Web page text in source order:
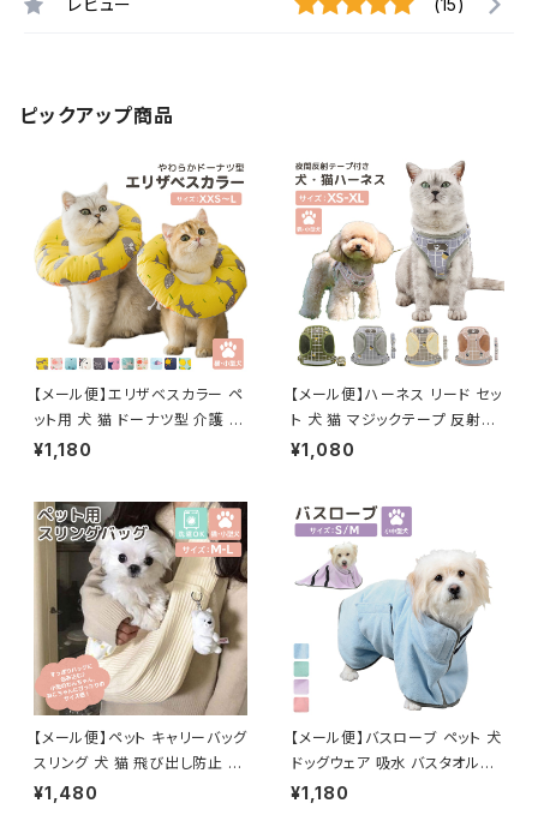
ピックアップ商品
【メール便】エリザベスカラー ペ
ット用 犬 猫 ドーナツ型 介護 ク
ッション ネッカー／pets084
¥1,180
【メール便】ハーネス リード セッ
ト 犬 猫 マジックテープ 反射テ
ープ付き サイズ調整可能／pet
¥1,080
【メール便】ペット キャリーバッグ
スリング 犬 猫 飛び出し防止 抱
っこひも／pets059
¥1,480
【メール便】バスローブ ペット 犬
ドッグウェア 吸水 バスタオル／
pets025
¥1,180